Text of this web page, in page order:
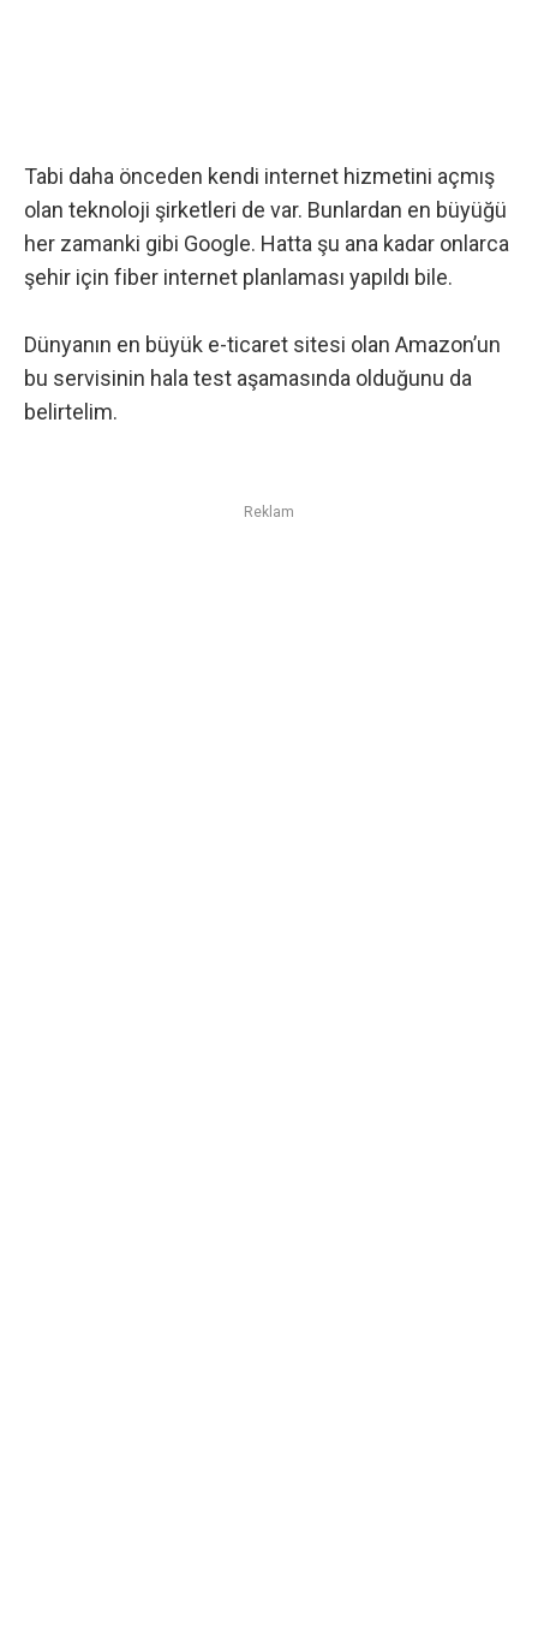
Tabi daha önceden kendi internet hizmetini açmış
olan teknoloji şirketleri de var. Bunlardan en büyüğü
her zamanki gibi Google. Hatta şu ana kadar onlarca
şehir için fiber internet planlaması yapıldı bile.
Dünyanın en büyük e-ticaret sitesi olan Amazon’un
bu servisinin hala test aşamasında olduğunu da
belirtelim.
Reklam